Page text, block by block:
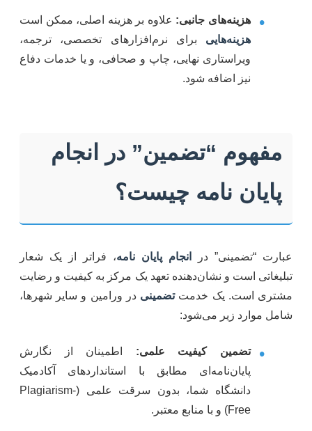
• هزینه‌های جانبی: علاوه بر هزینه اصلی، ممکن است
هزینه‌هایی برای نرم‌افزارهای تخصصی، ترجمه،
ویراستاری نهایی، چاپ و صحافی، و یا خدمات دفاع
نیز اضافه شود.
مفهوم “تضمین” در انجام
پایان نامه چیست؟
عبارت “تضمینی” در انجام پایان نامه، فراتر از یک شعار
تبلیغاتی است و نشان‌دهنده تعهد یک مرکز به کیفیت و رضایت
مشتری است. یک خدمتتضمینی در ورامین و سایر شهرها،
شامل موارد زیر می‌شود:
• تضمین کیفیت علمی: اطمینان از نگارش
پایان‌نامه‌ای مطابق با استانداردهای آکادمیک
دانشگاه شما، بدون سرقت علمی (Plagiarism-
Free) و با منابع معتبر.